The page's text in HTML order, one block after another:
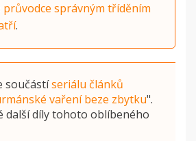
správným tříděním
.
součástíseriálu článků
vaření beze zbytku".
další díly tohoto oblíbeného